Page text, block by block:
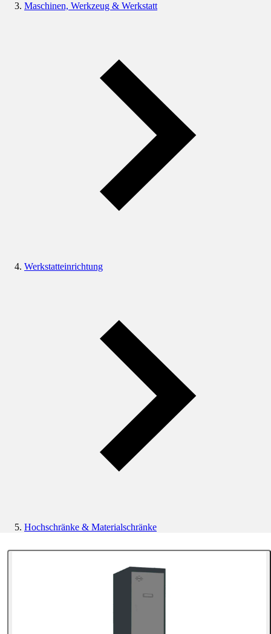
Maschinen, Werkzeug & Werkstatt
Werkstatteinrichtung
Hochschränke & Materialschränke